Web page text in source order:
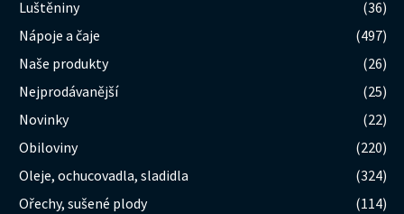
Luštěniny
(36)
Nápoje a čaje
(497)
Naše produkty
(26)
Nejprodávanější
(25)
Novinky
(22)
Obiloviny
(220)
Oleje, ochucovadla, sladidla
(324)
Ořechy, sušené plody
(114)